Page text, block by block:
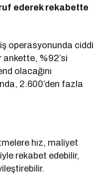
ederek rekabette
operasyonunda ciddi
ankette, %92’si
olacağını
2.600’den fazla
hız, maliyet
rekabet edebilir,